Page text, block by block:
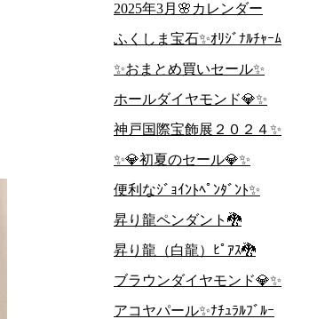
2025年3月🌸カレンダー
ふくしま宝石✨ｵﾘｼﾞﾅﾙﾁｬｰﾑ
✨おまとめ買いセール✨
ホールダイヤモンド💎✨
神戸国際宝飾展２０２４✨
✨💎初夏のセール💎✨
便利なｼﾞｮｲﾝﾄﾍﾟﾝﾀﾞﾝﾄ✨
昇り龍ペンダント🐉
昇り龍（白龍）ﾋﾟｱｽ🐉
ブラウンダイヤモンド💎✨
アコヤパール✨ﾅﾁｭﾗﾙﾌﾞﾙｰ